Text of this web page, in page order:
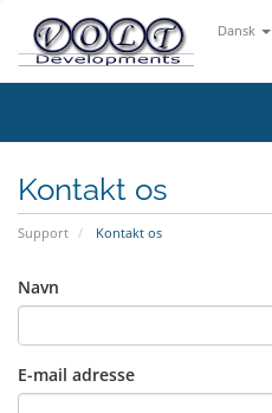
Dansk
Kontakt os
Support Kontakt os
Navn
E-mail adresse